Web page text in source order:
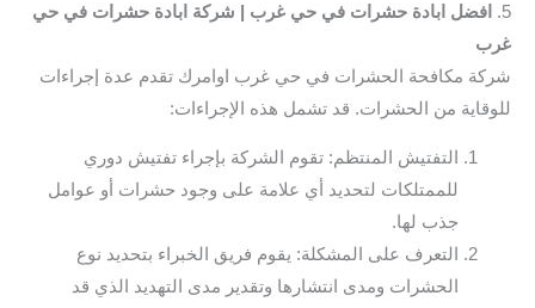
5.
افضل ابادة حشرات في حي غرب | شركة ابادة حشرات في حي
غرب
شركة مكافحة الحشرات في حي غرب اوامرك تقدم عدة إجراءات
للوقاية من الحشرات. قد تشمل هذه الإجراءات:
التفتيش المنتظم: تقوم الشركة بإجراء تفتيش دوري
للممتلكات لتحديد أي علامة على وجود حشرات أو عوامل
جذب لها.
التعرف على المشكلة: يقوم فريق الخبراء بتحديد نوع
الحشرات ومدى انتشارها وتقدير مدى التهديد الذي قد